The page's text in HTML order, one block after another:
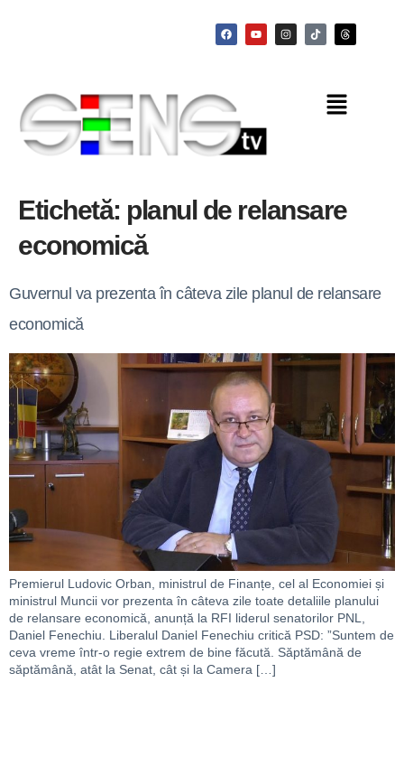
Etichetă: planul de relansare
economică
Guvernul va prezenta în câteva zile planul de relansare
economică
Premierul Ludovic Orban, ministrul de Finanțe, cel al Economiei și
ministrul Muncii vor prezenta în câteva zile toate detaliile planului
de relansare economică, anunță la RFI liderul senatorilor PNL,
Daniel Fenechiu. Liberalul Daniel Fenechiu critică PSD: ”Suntem de
ceva vreme într-o regie extrem de bine făcută. Săptămână de
săptămână, atât la Senat, cât și la Camera […]